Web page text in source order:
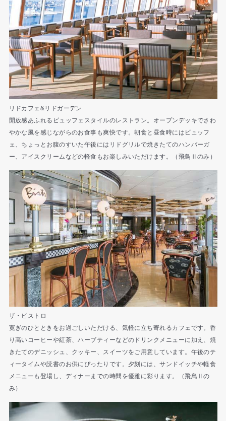
リドカフェ&リドガーデン
開放感あふれるビュッフェスタイルのレストラン。オープンデッキでさわ
やかな風を感じながらのお食事も爽快です。朝食と昼食時にはビュッフ
ェ、ちょっとお腹のすいた午後にはリドグリルで焼きたてのハンバーガ
ー、アイスクリームなどの軽食もお楽しみいただけます。（飛鳥Ⅱのみ）
ザ・ビストロ
寛ぎのひとときをお過ごしいただける、気軽に立ち寄れるカフェです。香
り高いコーヒーや紅茶、ハーブティーなどのドリンクメニューに加え、焼
きたてのデニッシュ、クッキー、スイーツをご用意しています。午後のテ
ィータイムや読書のお供にぴったりです。夕刻には、サンドイッチや軽食
メニューも登場し、ディナーまでの時間を優雅に彩ります。（飛鳥Ⅱの
み）